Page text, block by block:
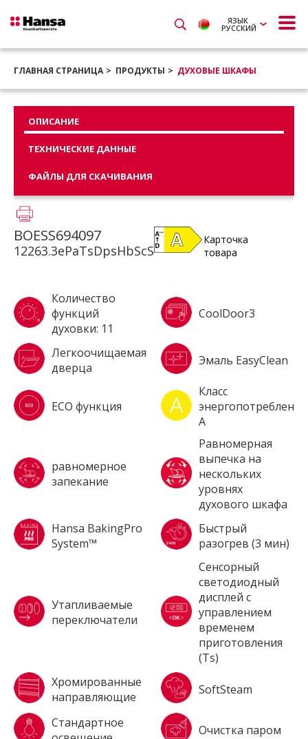
ЯЗЫК
РУССКИЙ
ГЛАВНАЯ СТРАНИЦА ПРОДУКТЫ ДУХОВЫЕ ШКАФЫ
ОПИСАНИЕ
ТЕХНИЧЕСКИЕ ДАННЫЕ
ФАЙЛЫ ДЛЯ СКАЧИВАНИЯ
BOESS694097
12263.3ePaTsDpsHbScS
Карточка
товара
Количество
функций
духовки: 11
CoolDoor3
Легкоочищаемая
дверца
Эмаль EasyClean
ECO функция
Класс
энергопотребления
A
равномерное
запекание
Равномерная
выпечка на
нескольких
уровнях
духового шкафа
Hansa BakingPro
System™
Быстрый
разогрев (3 мин)
Утапливаемые
переключатели
Сенсорный
светодиодный
дисплей с
управлением
временем
приготовления
(Ts)
Хромированные
направляющие
SoftSteam
Стандартное
Очистка паром